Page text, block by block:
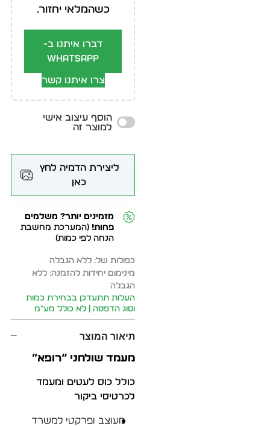
כשהמלאי יחזור.
דברו איתנו ב-
WhatsApp
צרו איתנו קשר
הוסף עיצוב אישי
למוצר זה
ליצירת הדמיה לחץ
כאן
מזמינים יותר? משלמים
פחות! (המערכת מחשבת
הנחה לפי כמות)
כפולות של: ללא הגבלה
מינימום יחידות להזמנה: ללא
הגבלה
העלות תתעדכן בבחירת כמות
וסוג הדפסה | לא כולל מע״מ
תיאור המוצר
מעמד שולחני “רופא”
כולל כוס לעטים ומעמד
לכרטיסי ביקור
מעוצב ופרקטי למשרד